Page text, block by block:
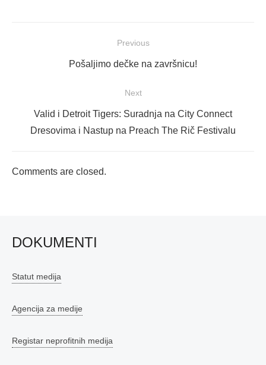
Previous
Previous
Pošaljimo dečke na završnicu!
Next
Next
post:
Valid i Detroit Tigers: Suradnja na City Connect
Dresovima i Nastup na Preach The Rič Festivalu
Comments are closed.
DOKUMENTI
Statut medija
Agencija za medije
Registar neprofitnih medija